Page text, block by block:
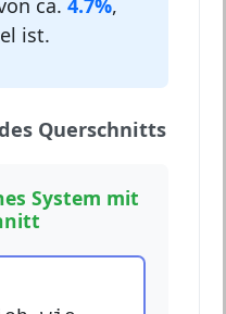
ca. 4.7%,
ist.
Querschnitts
System mit